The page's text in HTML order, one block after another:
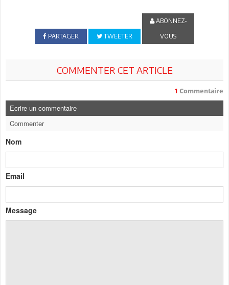
PARTAGER TWEETER
ABONNEZ-
VOUS
COMMENTER CET ARTICLE
1 Commentaire
Ecrire un commentaire
Commenter
Nom
Email
Message